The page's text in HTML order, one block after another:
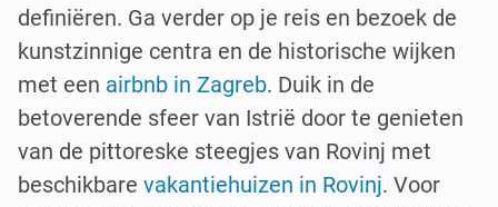
definiëren. Ga verder op je reis en bezoek de
kunstzinnige centra en de historische wijken
met een airbnb in Zagreb. Duik in de
betoverende sfeer van Istrië door te genieten
van de pittoreske steegjes van Rovinj met
beschikbare vakantiehuizen in Rovinj. Voor